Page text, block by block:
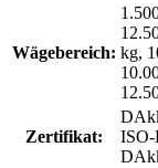
Wägebereich: kg,
Zertifikat:
ISO-